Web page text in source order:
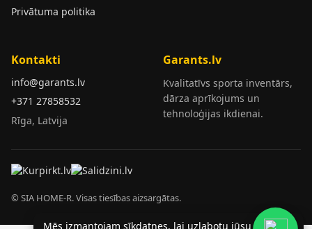
Privātuma politika
Kontakti
info@garants.lv
+371 27858532
Rīga, Latvija
Garants.lv
Kvalitatīvs sporta inventārs,
dārza aprīkojums un
tehnoloģijas ikdienai.
© SIA HOME-R. Visas tiesības aizsargātas.
Mēs izmantojam sīkdatnes, lai uzlabotu jūsu